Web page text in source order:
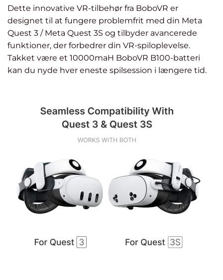
Dette innovative VR-tilbehør fra BoboVR er
designet til at fungere problemfrit med din Meta
Quest 3 / Meta Quest 3S og tilbyder avancerede
funktioner, der forbedrer din VR-spiloplevelse.
Takket være et 10000maH BoboVR B100-batteri
kan du nyde hver eneste spilsession i længere tid.